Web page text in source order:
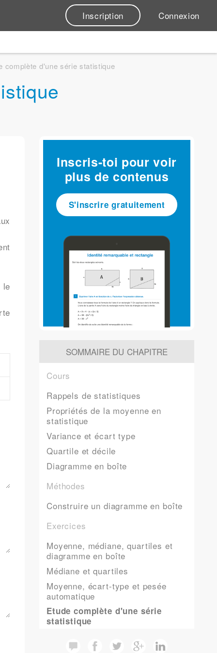
Inscription Connexion
complète d'une série statistique
Inscris-toi pour voir
plus de contenus
S'inscrire gratuitement
SOMMAIRE DU CHAPITRE
Cours
Rappels de statistiques
Propriétés de la moyenne en
statistique
Variance et écart type
Quartile et décile
Diagramme en boîte
Méthodes
Construire un diagramme en boîte
Exercices
Moyenne, médiane, quartiles et
diagramme en boîte
Médiane et quartiles
Moyenne, écart-type et pesée
automatique
Etude complète d'une série
statistique
le